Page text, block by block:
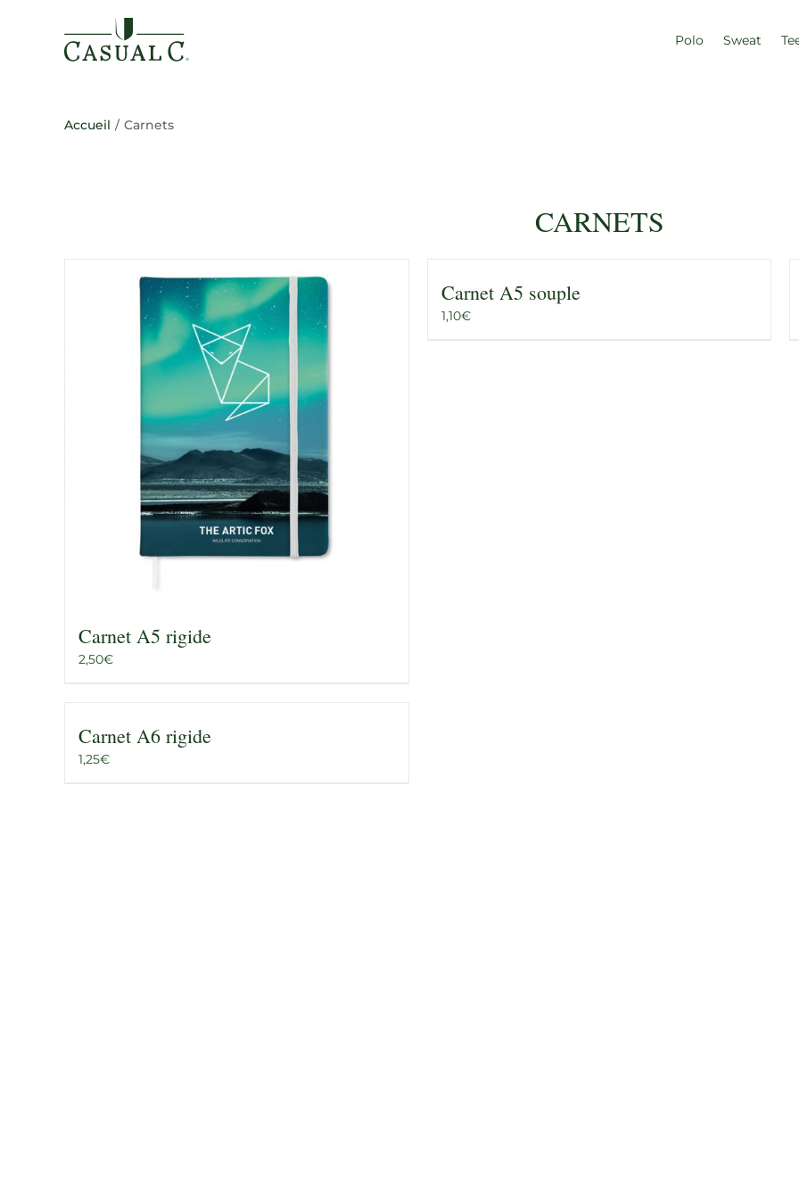
Polo Sweat
Accueil / Carnets
CARNETS
Carnet A5 rigide
2,50€
Carnet A5 souple
1,10€
Carnet A6 rigide
1,25€